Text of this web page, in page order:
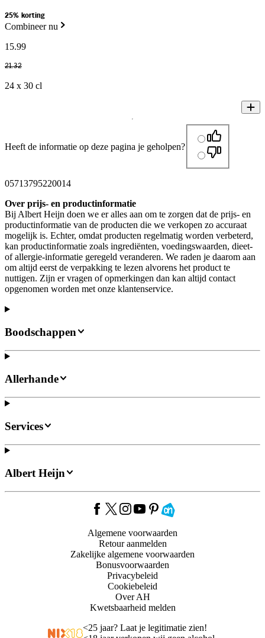
25% korting
Combineer nu
15.99
21.32
24 x 30 cl
Heeft de informatie op deze pagina je geholpen?
05713795220014
Over prijs- en productinformatie
Bij Albert Heijn doen we er alles aan om te zorgen dat de prijs- en
productinformatie van de producten die we verkopen zo accuraat
mogelijk is. Echter, omdat producten regelmatig worden verbeterd,
kan productinformatie zoals ingrediënten, voedingswaarden, dieet-
of allergie-informatie geregeld veranderen. We raden je daarom aan
om altijd eerst de verpakking te lezen alvorens het product te
nuttigen. Zijn er vragen of opmerkingen dan kan altijd contact
opgenomen worden met onze klantenservice.
Boodschappen
Allerhande
Services
Albert Heijn
Algemene voorwaarden
Retour aanmelden
Zakelijke algemene voorwaarden
Bonusvoorwaarden
Privacybeleid
Cookiebeleid
Over AH
Kwetsbaarheid melden
<25 jaar? Laat je legitimatie zien!